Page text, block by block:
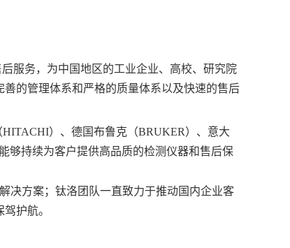
服务，为中国地区的工业企业、高校、研究院
的管理体系和严格的质量体系以及快速的售后
）、德国布鲁克（BRUKER）、意大
够持续为客户提供高品质的检测仪器和售后保
决方案；钛洛团队一直致力于推动国内企业客
护航。